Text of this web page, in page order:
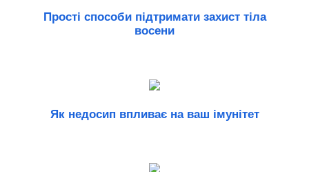
Прості способи підтримати захист тіла
восени
Як недосип впливає на ваш імунітет